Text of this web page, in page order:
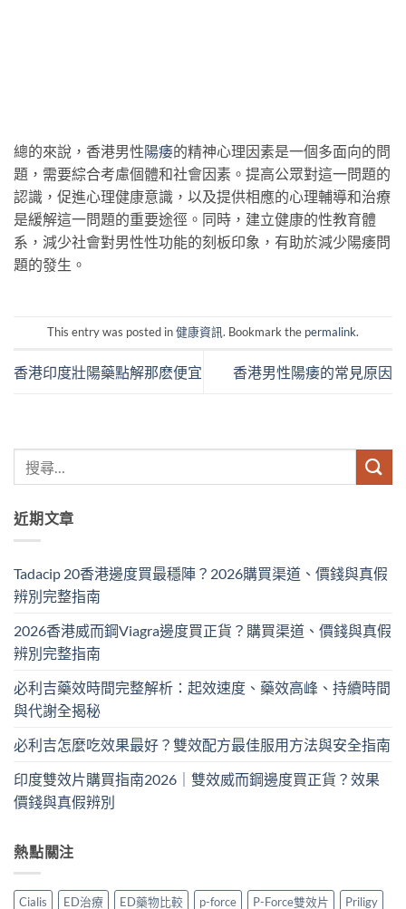
總的來說，香港男性陽痿的精神心理因素是一個多面向的問
題，需要綜合考慮個體和社會因素。提高公眾對這一問題的
認識，促進心理健康意識，以及提供相應的心理輔導和治療
是緩解這一問題的重要途徑。同時，建立健康的性教育體
系，減少社會對男性性功能的刻板印象，有助於減少陽痿問
題的發生。
This entry was posted in健康資訊. Bookmark the permalink.
香港印度壯陽藥點解那麽便宜 香港男性陽痿的常見原因
近期文章
Tadacip 20香港邊度買最穩陣？2026購買渠道、價錢與真假
辨別完整指南
2026香港威而鋼Viagra邊度買正貨？購買渠道、價錢與真假
辨別完整指南
必利吉藥效時間完整解析：起效速度、藥效高峰、持續時間
與代謝全揭秘
必利吉怎麼吃效果最好？雙效配方最佳服用方法與安全指南
印度雙效片購買指南2026｜雙效威而鋼邊度買正貨？效果
價錢與真假辨別
熱點關注
Cialis ED治療 ED藥物比較 p-force P-Force雙效片 Priligy